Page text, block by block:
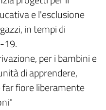
e l'esclusione
in tempi di
19.
per i bambini e
di apprendere,
fiore liberamente